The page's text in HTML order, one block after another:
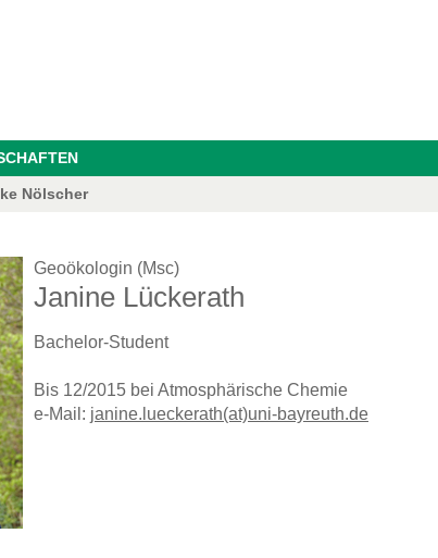
Nölscher
Geoökologin (Msc)
Janine Lückerath
Bachelor-Student
Bis 12/2015 bei Atmosphärische Chemie
e-Mail: janine.lueckerath(at)uni-bayreuth.de